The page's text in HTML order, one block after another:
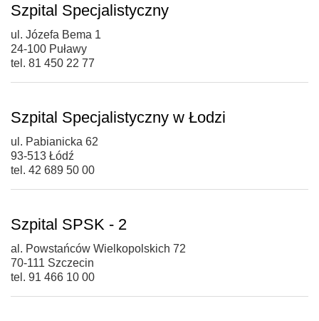
Szpital Specjalistyczny
ul. Józefa Bema 1
24-100 Puławy
tel. 81 450 22 77
Szpital Specjalistyczny w Łodzi
ul. Pabianicka 62
93-513 Łódź
tel. 42 689 50 00
Szpital SPSK - 2
al. Powstańców Wielkopolskich 72
70-111 Szczecin
tel. 91 466 10 00